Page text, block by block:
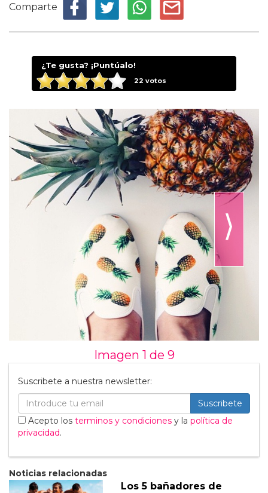
Comparte
¿Te gusta? ¡Puntúalo!
22 votos
⟩
Imagen 1 de 9
Suscribete a nuestra newsletter:
Suscribete
Acepto los terminos y condiciones y la política de
privacidad.
Noticias relacionadas
Los 5 bañadores de